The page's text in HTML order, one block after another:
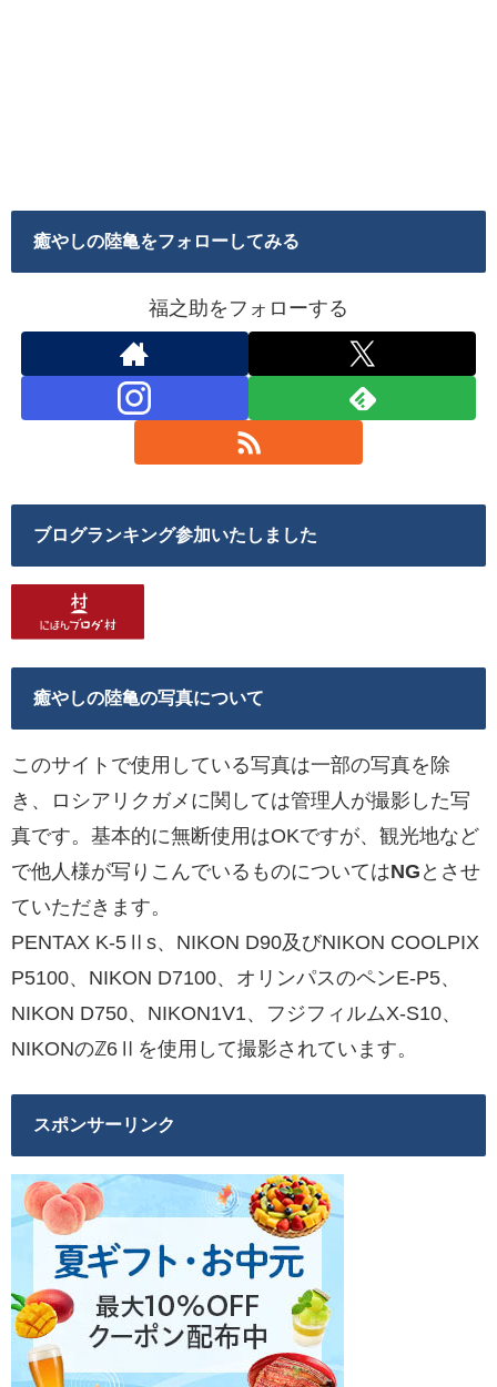
癒やしの陸亀をフォローしてみる
福之助をフォローする
ブログランキング参加いたしました
癒やしの陸亀の写真について
このサイトで使用している写真は一部の写真を除
き、ロシアリクガメに関しては管理人が撮影した写
真です。基本的に無断使用はOKですが、観光地など
で他人様が写りこんでいるものについてはNG とさせ
ていただきます。
PENTAX K-5Ⅱs、NIKON D90及びNIKON COOLPIX
P5100、NIKON D7100、オリンパスのペンE-P5、
NIKON D750、NIKON1V1、フジフィルムX-S10、
NIKONのℤ6Ⅱを使用して撮影されています。
スポンサーリンク